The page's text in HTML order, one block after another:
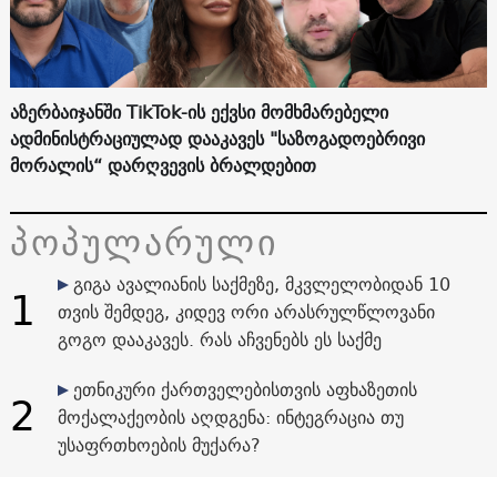
აზერბაიჯანში TikTok-ის ექვსი მომხმარებელი
ადმინისტრაციულად დააკავეს "საზოგადოებრივი
მორალის“ დარღვევის ბრალდებით
პოპულარული
1
გიგა ავალიანის საქმეზე, მკვლელობიდან 10
თვის შემდეგ, კიდევ ორი არასრულწლოვანი
გოგო დააკავეს. რას აჩვენებს ეს საქმე
2
ეთნიკური ქართველებისთვის აფხაზეთის
მოქალაქეობის აღდგენა: ინტეგრაცია თუ
უსაფრთხოების მუქარა?